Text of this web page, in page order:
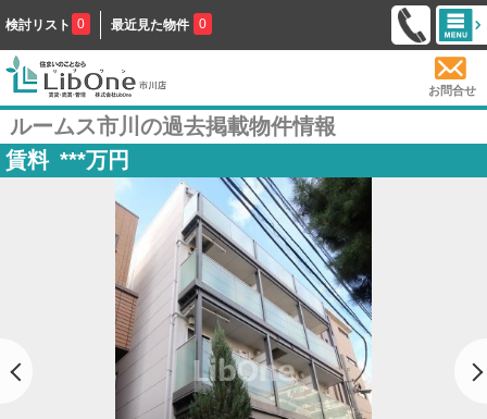
検討リスト 0 最近見た物件 0
お問合せ
ルームス市川の過去掲載物件情報
賃料 ***万円